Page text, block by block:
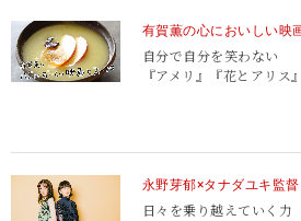
有賀薫の心においしい映
自分で自分を笑わない
『アメリ』『花とアリス』
永野芽郁×タナダユキ監
日々を乗り越えていく力